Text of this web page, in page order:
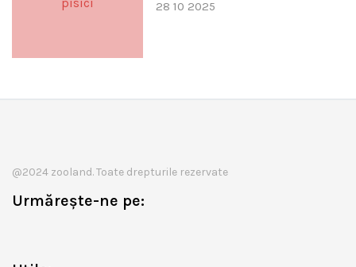
28 10 2025
@2024 zooland. Toate drepturile rezervate
Urmărește-ne pe: